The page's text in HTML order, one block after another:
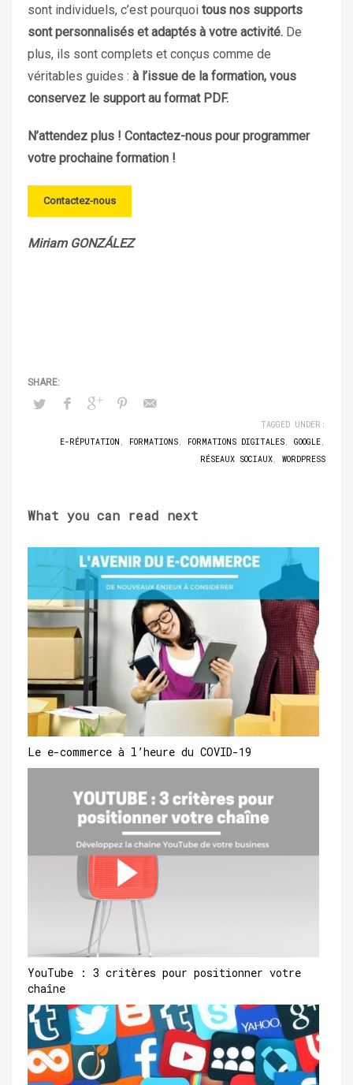
sont individuels, c’est pourquoi tous nos supports
sont personnalisés et adaptés à votre activité. De
plus, ils sont complets et conçus comme de
véritables guides : à l’issue de la formation, vous
conservez le support au format PDF.
N’attendez plus ! Contactez-nous pour programmer
votre prochaine formation !
Contactez-nous
Miriam GONZÁLEZ
TAGGED UNDER:
E-RÉPUTATION , FORMATIONS, FORMATIONS DIGITALES, GOOGLE,
RÉSEAUX SOCIAUX, WORDPRESS
What you can read next
Le e-commerce à l’heure du COVID-19
YouTube : 3 critères pour positionner votre
chaîne